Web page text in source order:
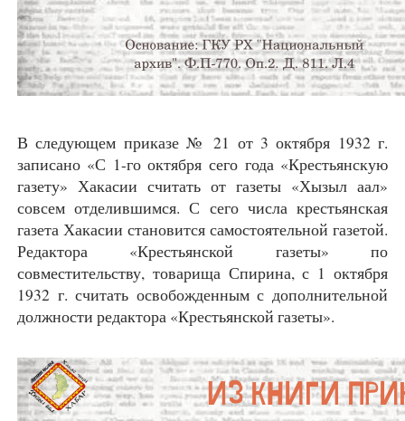
В следующем приказе № 21 от 3 октября 1932 г.
записано «С 1-го октября сего года «Крестьянскую
газету» Хакасии считать от газеты «Хызыл аал»
совсем отделившимся. С сего числа крестьянская
газета Хакасии становится самостоятельной газетой.
Редактора «Крестьянской газеты» по
совместительству, товарища Спирина, с 1 октября
1932 г. считать освобожденным с дополнительной
должности редактора «Крестьянской газеты».